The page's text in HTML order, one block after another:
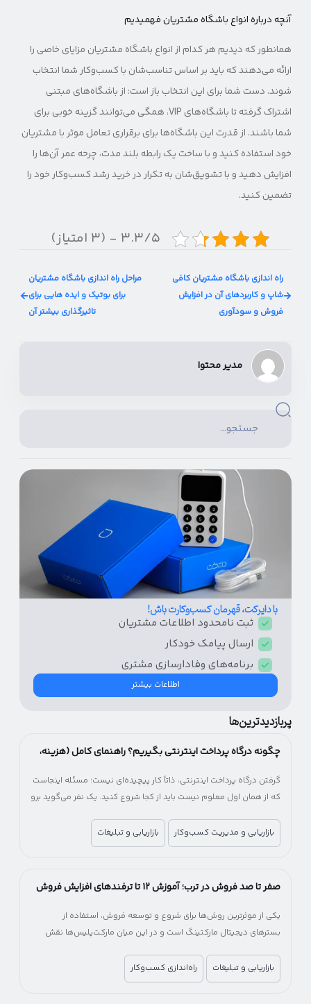
آنچه درباره انواع باشگاه مشتریان فهمیدیم
همانطور که دیدیم هر کدام از انواع باشگاه مشتریان مزایای خاصی را
ارائه می‌دهند که باید بر اساس تناسب‌شان با کسب‌و‌کار شما انتخاب
شوند. دست شما برای این انتخاب باز است: از باشگاه‌های مبتنی
اشتراک گرفته تا باشگاه‌های VIP، همگی می‌توانند گزینه خوبی برای
شما باشند. از قدرت این باشگاه‌ها برای برقراری تعامل موثر با مشتریان
خود استفاده کنید و با ساخت یک رابطه بلند مدت، چرخه عمر آن‌ها را
افزایش دهید و با تشویق‌شان به تکرار در خرید رشد کسب‌وکار خود را
تضمین کنید.
۳.۳/۵ - (۳ امتیاز)
راه اندازی باشگاه مشتریان کافی
شاپ و کاربردهای آن در افزایش
فروش و سودآوری
مراحل راه اندازی باشگاه مشتریان
برای بوتیک و ایده هایی برای
تاثیرگذاری بیشتر آن
مدیر محتوا
با دایرکت، قهرمان کسب‌و‌کارت باش!
ثبت نامحدود اطلاعات مشتریان
ارسال پیامک‌ خودکار
برنامه‌های وفادار‌سازی مشتری
اطلاعات بیشتر
پربازدیدترین‌ها
چگونه درگاه پرداخت اینترنتی بگیریم؟ راهنمای کامل (هزینه،
گرفتن درگاه پرداخت اینترنتی، ذاتاً کار پیچیده‌ای نیست؛ مسئله اینجاست
که از همان اول معلوم نیست باید از کجا شروع کنید. یک نفر می‌گوید برو
اول اینماد بگیر، یکی می‌گوید اصلاً لازم نیست. آخرش هم می‌مانید بین
چند راه، بدون اینکه بدانید کدام انتخاب درست‌تری است.
بازاریابی و مدیریت کسب‌وکار بازاریابی و تبلیغات
صفر تا صد فروش در ترب؛ آموزش ۱۲ تا ترفندهای افزایش فروش
یکی از موثرترین روش‌ها برای شروع و توسعه فروش، استفاده از
بسترهای دیجیتال مارکتینگ است و در این میان مارکت‌پلیس‌ها نقش
بازاریابی و تبلیغات
راه‌اندازی کسب‌وکار